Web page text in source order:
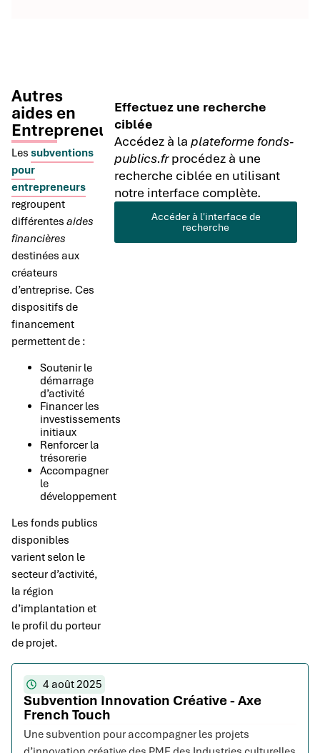
Autres
aides en
Entrepreneuriat
Les subventions
pour
entrepreneurs
regroupent
différentes aides
financières
destinées aux
créateurs
d’entreprise. Ces
dispositifs de
financement
permettent de :
Soutenir le
démarrage
d’activité
Financer les
investissements
initiaux
Renforcer la
trésorerie
Accompagner
le
développement
Les fonds publics
disponibles
varient selon le
secteur d’activité,
la région
d’implantation et
le profil du porteur
de projet.
Effectuez une recherche
ciblée
Accédez à laplateforme fonds-
publics.frprocédez à une
recherche ciblée en utilisant
notre interface complète.
Accéder à l'interface de
recherche
4 août 2025
Subvention Innovation Créative - Axe
French Touch
Une subvention pour accompagner les projets